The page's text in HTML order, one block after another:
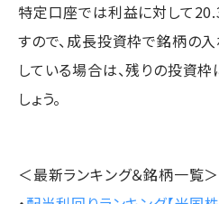
特定口座では利益に対して
すので、成長投資枠で銘柄の
している場合は、残りの投資
しょう。
＜最新ランキング＆銘柄一覧＞